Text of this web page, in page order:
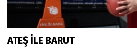
ATEŞ İLE BARUT